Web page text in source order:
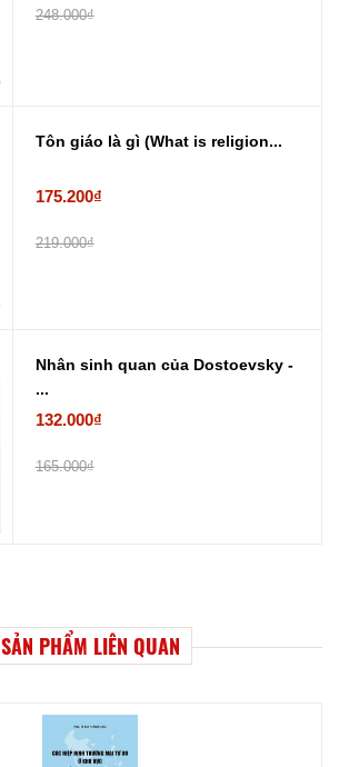
248.000₫
Tôn giáo là gì (What is religion...
175.200₫
219.000₫
Nhân sinh quan của Dostoevsky -
...
132.000₫
165.000₫
SẢN PHẨM LIÊN QUAN